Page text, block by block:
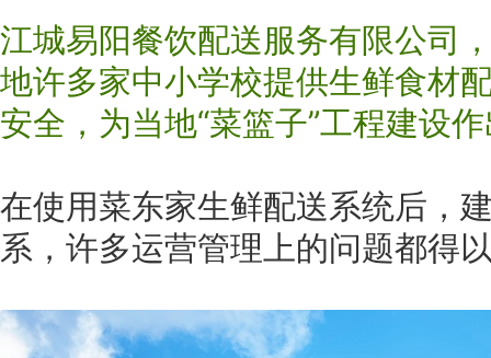
江城易阳餐饮配送服务有限公司
地许多家中小学校提供生鲜食材
安全，为当地“菜篮子”工程建设
在使用菜东家生鲜配送系统后，
系，许多运营管理上的问题都得